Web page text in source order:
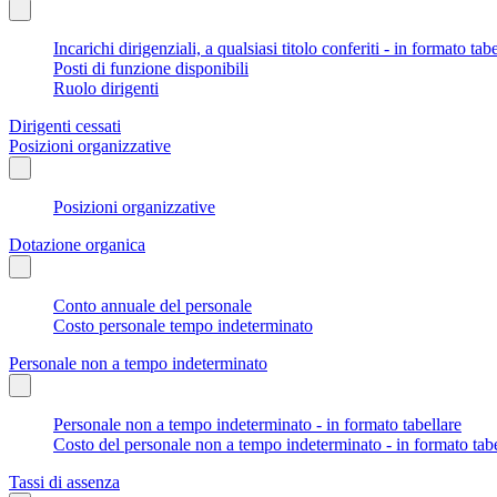
Incarichi dirigenziali, a qualsiasi titolo conferiti - in formato
Posti di funzione disponibili
Ruolo dirigenti
Dirigenti cessati
Posizioni organizzative
Posizioni organizzative
Dotazione organica
Conto annuale del personale
Costo personale tempo indeterminato
Personale non a tempo indeterminato
Personale non a tempo indeterminato - in formato tabellare
Costo del personale non a tempo indeterminato - in formato
Tassi di assenza